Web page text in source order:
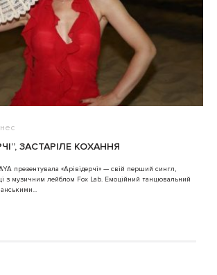
ЗАСТАРІЛЕ КОХАННЯ
презентувала «Арівідерчі» — свій перший сингл,
з музичним лейблом Fox Lab. Емоційний танцювальний